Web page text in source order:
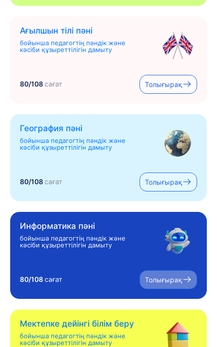
Ағылшын тілі пәні
бойынша педагогтің пәндік және
кәсіби құзыреттілігін дамыту
80/108сағат Толығырақ
География пәні
бойынша педагогтің пәндік және
кәсіби құзыреттілігін дамыту
80/108сағат Толығырақ
Информатика пәні
бойынша педагогтің пәндік және
кәсіби құзыреттілігін дамыту
80/108сағат Толығырақ
Мектепке дейінгі білім беру
бойынша педагогтің пәндік және
кәсіби құзыреттілігін дамыту